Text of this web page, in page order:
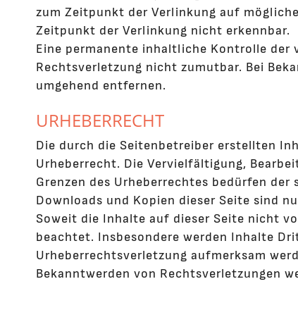
zum Zeitpunkt der Verlinkung auf
Zeitpunkt der Verlinkung nicht erkennbar.
Eine permanente inhaltliche Kontrolle
Rechtsverletzung nicht zumutbar. Bei
umgehend entfernen.
URHEBERRECHT
Die durch die Seitenbetreiber erstellten
Urheberrecht. Die Vervielfältigung,
Grenzen des Urheberrechtes bedürfen
Downloads und Kopien dieser Seite sind
Soweit die Inhalte auf dieser Seite nicht
beachtet. Insbesondere werden Inhalte
Urheberrechtsverletzung aufmerksam
Bekanntwerden von Rechtsverletzungen